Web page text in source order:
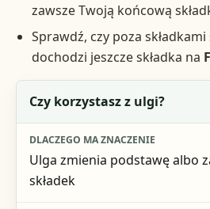
zawsze Twoją końcową
Sprawdź, czy poza składkami
dochodzi jeszcze składka na
Pytanie kontrolne
Dlaczego ma znaczenie
Co sprawdzić
Czy korzystasz z ulgi?
Ulga zmienia podstawę albo
składek